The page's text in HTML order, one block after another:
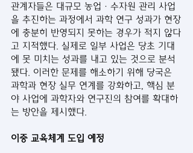
관계자들은 대규모 농업·수자원 관리 사업
을 추진하는 과정에서 과학 연구 성과가 현장
에 충분히 반영되지 못하는 경우가 적지 않다
고 지적했다. 실제로 일부 사업은 당초 기대
에 못 미치는 성과를 내고 있는 것으로 분석
됐다. 이러한 문제를 해소하기 위해 당국은
과학과 현장 실무 연계를 강화하고, 핵심 분
야 사업에 과학자와 연구진의 참여를 확대하
는 방안을 제시했다.
이중 교육체계 도입 예정